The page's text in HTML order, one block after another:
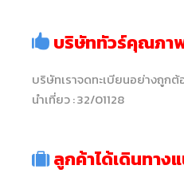
บริษัททัวร์คุณภา
บริษัทเราจดทะเบียนอย่างถูก
นำเที่ยว : 32/01128
ลูกค้าได้เดินทาง